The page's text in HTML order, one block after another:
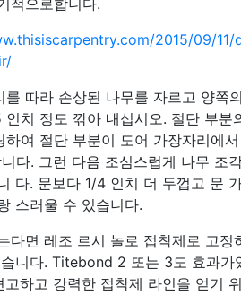
적으로합니다.
2015/09/11/
를 따라 손상된 나무를 자르고 양쪽
치 정도 깎아 내십시오. 절단 부분
하여 절단 부분이 도어 가장자리에
다. 그런 다음 조심스럽게 나무 조
다. 문보다 1/4 인치 더 두껍고 문
스러울 수 있습니다.
다면 레조 르시 놀로 접착제로 고정
니다. Titebond 2 또는 3도 효과가
고하고 강력한 접착제 라인을 얻기